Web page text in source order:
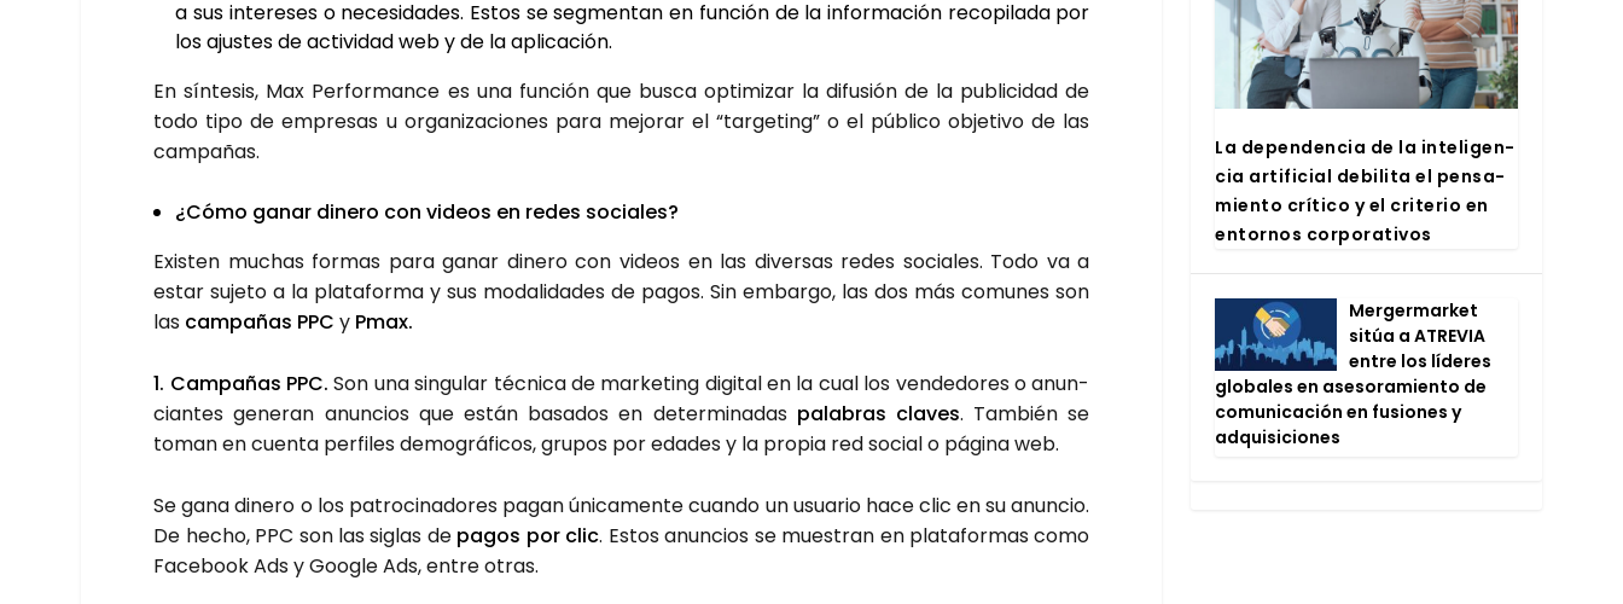
a sus intere­ses o nece­si­da­des. Estos se seg­men­tan en fun­ción de la infor­ma­ción reco­pi­la­da por
los ajus­tes de acti­vi­dad web y de la apli­ca­ción.
En sín­te­sis, Max Per­for­man­ce es una fun­ción que bus­ca opti­mi­zar la difu­sión de la publi­ci­dad de
todo tipo de empre­sas u orga­ni­za­cio­nes para mejo­rar el “tar­ge­ting” o el públi­co obje­ti­vo de las
cam­pa­ñas.
¿Cómo ganar dine­ro con videos en redes socia­les?
Exis­ten muchas for­mas para ganar dine­ro con videos en las diver­sas redes socia­les. Todo va a
estar suje­to a la pla­ta­for­ma y sus moda­li­da­des de pagos. Sin embar­go, las dos más comu­nes son
las cam­pa­ñas PPC y Pmax.
1. Cam­pa­ñas PPC. Son una sin­gu­lar téc­ni­ca de mar­ke­ting digi­tal en la cual los ven­de­do­res o anun­
cian­tes gene­ran anun­cios que están basa­dos en deter­mi­na­das pala­bras cla­ves. Tam­bién se
toman en cuen­ta per­fi­les demo­grá­fi­cos, gru­pos por eda­des y la pro­pia red social o pági­na web.
Se gana dine­ro o los patro­ci­na­do­res pagan úni­ca­men­te cuan­do un usua­rio hace clic en su anun­cio.
De hecho, PPC son las siglas de pagos por clic. Estos anun­cios se mues­tran en pla­ta­for­mas como
Face­book Ads y Goo­gle Ads, entre otras.
La depen­den­cia de la inte­li­gen­
cia arti­fi­cial debi­li­ta el pen­sa­
mien­to crí­ti­co y el cri­te­rio en
entor­nos cor­po­ra­ti­vos
Mer­ger­mar­ket
sitúa a ATRE­VIA
entre los líde­res
glo­ba­les en ase­so­ra­mien­to de
comu­ni­ca­ción en fusio­nes y
adqui­si­cio­nes